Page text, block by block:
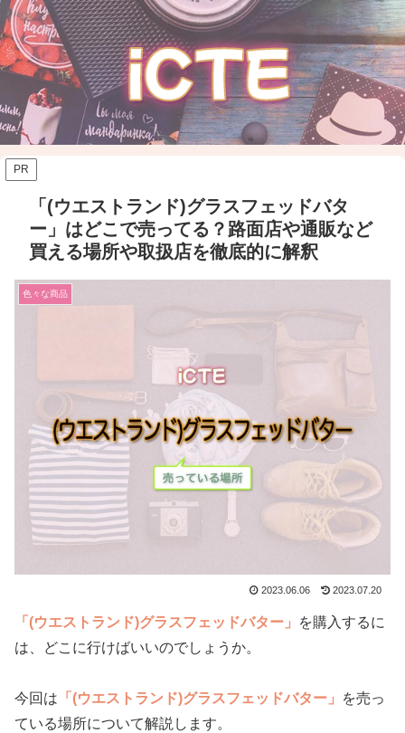
PR
「(ウエストランド)グラスフェッドバタ
ー」はどこで売ってる？路面店や通販など
買える場所や取扱店を徹底的に解釈
色々な商品
2023.06.06 2023.07.20
「(ウエストランド)グラスフェッドバター」
を購入するに
は、どこに行けばいいのでしょうか。
今回は 「(ウエストランド)グラスフェッドバター」
を売っ
ている場所について解説します。